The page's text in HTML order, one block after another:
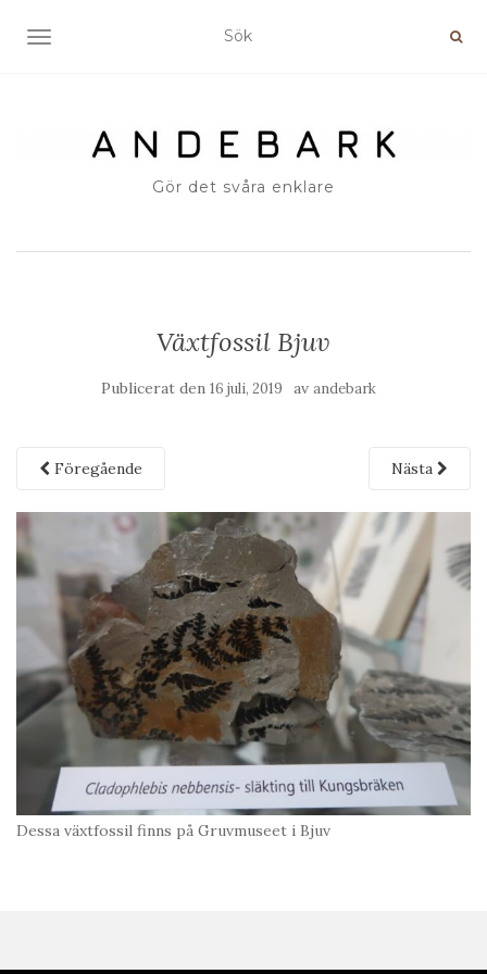
SLÅ PÅ/AV NAVIGERING
Gör det svåra enklare
Växtfossil Bjuv
Publicerat den 16 juli, 2019 av andebark
Föregående Nästa
Dessa växtfossil finns på Gruvmuseet i Bjuv